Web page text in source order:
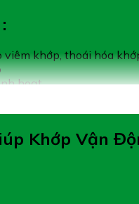
viêm khớp, thoái hóa
hoạt
Khớp Vận